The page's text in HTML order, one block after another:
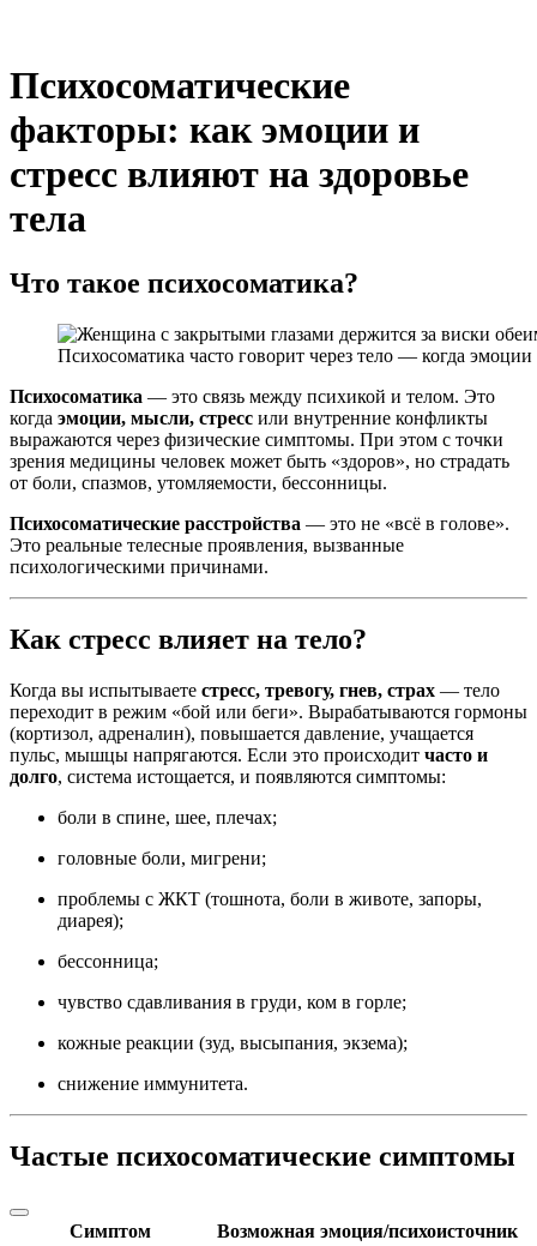
Психосоматические
факторы: как эмоции и
стресс влияют на здоровье
тела
Что такое психосоматика?
Психосоматика часто говорит через тело — когда
Психосоматика — это связь между психикой и телом. Это
когда эмоции, мысли, стресс или внутренние конфликты
выражаются через физические симптомы. При этом с точки
зрения медицины человек может быть «здоров», но страдать
от боли, спазмов, утомляемости, бессонницы.
Психосоматические расстройства — это не «всё в голове».
Это реальные телесные проявления, вызванные
психологическими причинами.
Как стресс влияет на тело?
Когда вы испытываете стресс, тревогу, гнев, страх — тело
переходит в режим «бой или беги». Вырабатываются гормоны
(кортизол, адреналин), повышается давление, учащается
пульс, мышцы напрягаются. Если это происходит часто и
долго, система истощается, и появляются симптомы:
боли в спине, шее, плечах;
головные боли, мигрени;
проблемы с ЖКТ (тошнота, боли в животе, запоры,
диарея);
бессонница;
чувство сдавливания в груди, ком в горле;
кожные реакции (зуд, высыпания, экзема);
снижение иммунитета.
Частые психосоматические симптомы
Симптом
Возможная эмоция/психоисточник